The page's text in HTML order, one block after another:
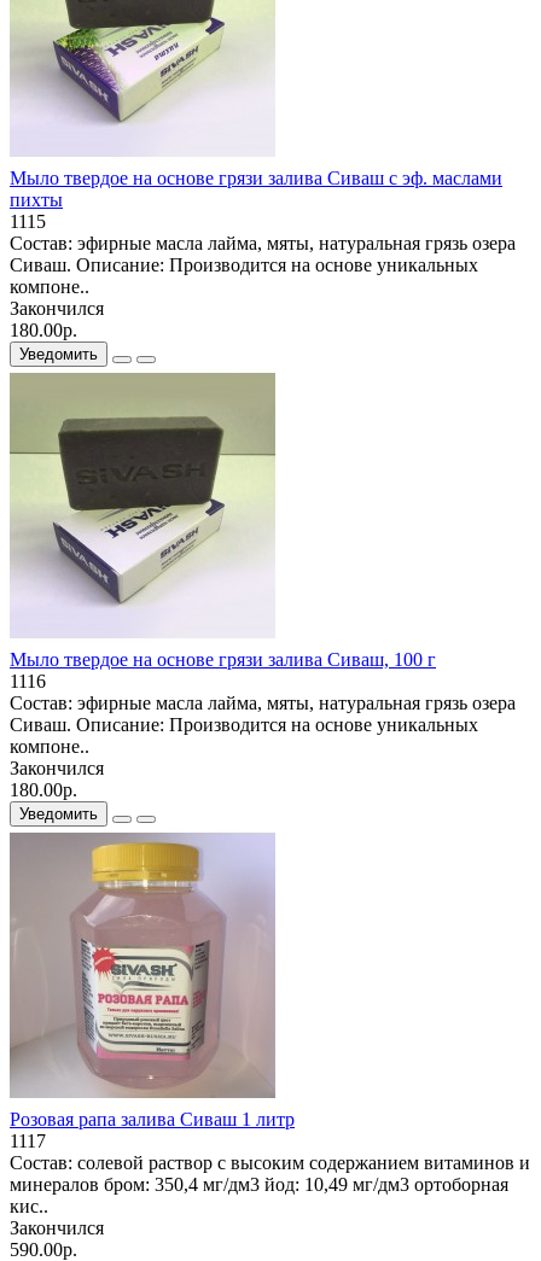
Мыло твердое на основе грязи залива Сиваш с эф. маслами
пихты
1115
Состав: эфирные масла лайма, мяты, натуральная грязь озера
Сиваш. Описание: Производится на основе уникальных
компоне..
Закончился
180.00р.
Уведомить
Мыло твердое на основе грязи залива Сиваш, 100 г
1116
Состав: эфирные масла лайма, мяты, натуральная грязь озера
Сиваш. Описание: Производится на основе уникальных
компоне..
Закончился
180.00р.
Уведомить
Розовая рапа залива Сиваш 1 литр
1117
Состав: солевой раствор с высоким содержанием витаминов и
минералов бром: 350,4 мг/дм3 йод: 10,49 мг/дм3 ортоборная
кис..
Закончился
590.00р.